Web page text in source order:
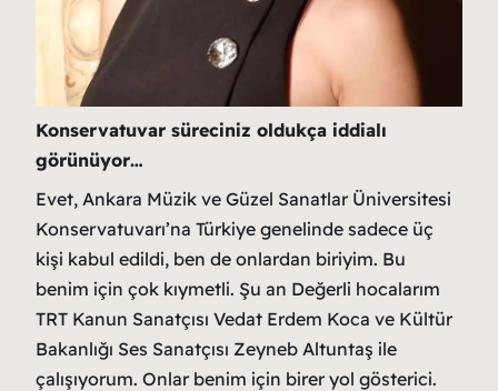
Konservatuvar süreciniz oldukça iddialı
görünüyor…
Evet, Ankara Müzik ve Güzel Sanatlar Üniversitesi
Konservatuvarı’na Türkiye genelinde sadece üç
kişi kabul edildi, ben de onlardan biriyim. Bu
benim için çok kıymetli. Şu an Değerli hocalarım
TRT Kanun Sanatçısı Vedat Erdem Koca ve Kültür
Bakanlığı Ses Sanatçısı Zeyneb Altuntaş ile
çalışıyorum. Onlar benim için birer yol gösterici.